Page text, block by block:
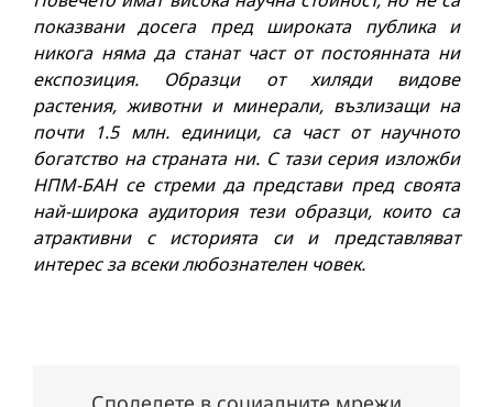
показвани досега пред широката публика и
никога няма да станат част от постоянната ни
експозиция. Образци от хиляди видове
растения, животни и минерали, възлизащи на
почти 1.5 млн. единици, са част от научното
богатство на страната ни. С тази серия изложби
НПМ-БАН се стреми да представи пред своята
най-широка аудитория тези образци, които са
атрактивни с историята си и представляват
интерес за всеки любознателен човек.